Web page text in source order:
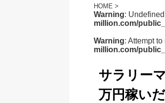
HOME >
Warning:
million.com/
Warning: Attempt
million.com/
サラリー
万円稼い